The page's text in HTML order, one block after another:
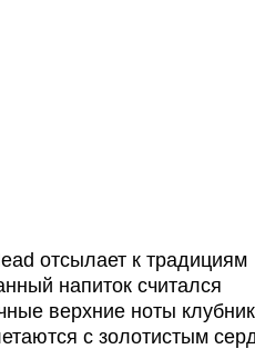
отсылает к традициям
напиток считался
верхние ноты
с золотистым